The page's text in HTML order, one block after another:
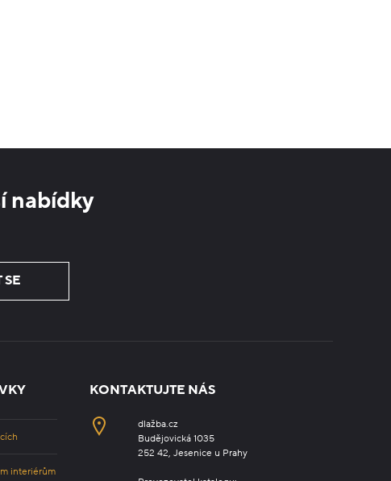
nabídky
SE
interiérům
KONTAKTUJTE NÁS
dlažba.cz
Budějovická 1035
252 42, Jesenice u Prahy